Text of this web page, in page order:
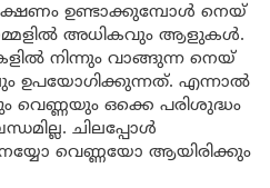
: ഭക്ഷണം ഉണ്ടാക്കുമ്പോൾ നെയ്
അധികവും ആളുകൾ.
നിന്നും വാങ്ങുന്ന നെയ്
ഉപയോഗിക്കുന്നത്. എന്നാൽ
വെണ്ണയും ഒക്കെ പരിശുദ്ധം
ചിലപ്പോൾ
വെണ്ണയോ ആയിരിക്കും